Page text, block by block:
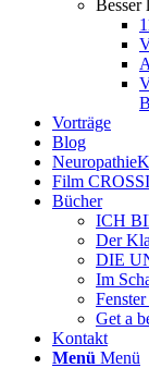
Besser
Vorträge
Blog
Film
Bücher
ICH
Der
DIE
Im
Get a
Kontakt
Menü Menü